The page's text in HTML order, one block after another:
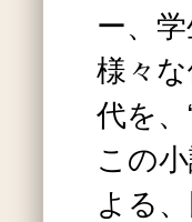
ー、
様々
代を
この
よる